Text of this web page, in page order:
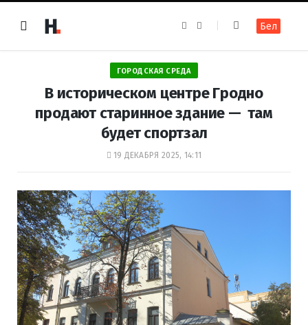
e
b
o
o
k
t
a
m
Бел
ГОРОДСКАЯ СРЕДА
В историческом центре Гродно
продают старинное здание — там
будет спортзал
19 ДЕКАБРЯ 2025, 14:11